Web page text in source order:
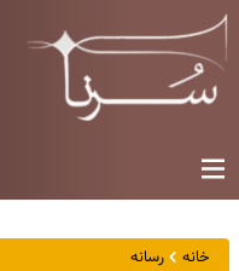
خانه رسانه